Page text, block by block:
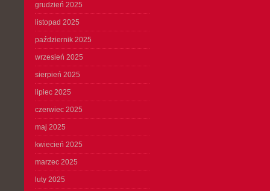
grudzień 2025
listopad 2025
październik 2025
wrzesień 2025
sierpień 2025
lipiec 2025
czerwiec 2025
maj 2025
kwiecień 2025
marzec 2025
luty 2025